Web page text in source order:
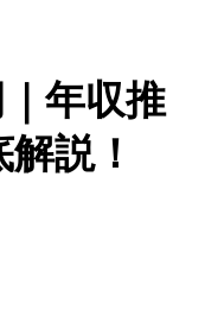
年収推
説！